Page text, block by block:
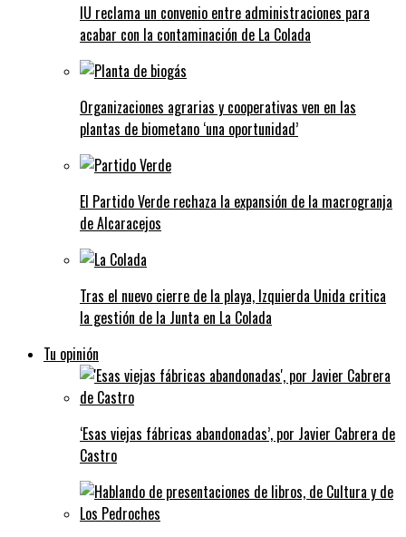
IU reclama un convenio entre administraciones para
acabar con la contaminación de La Colada
Organizaciones agrarias y cooperativas ven en las
plantas de biometano ‘una oportunidad’
El Partido Verde rechaza la expansión de la macrogranja
de Alcaracejos
Tras el nuevo cierre de la playa, Izquierda Unida critica
la gestión de la Junta en La Colada
Tu opinión
‘Esas viejas fábricas abandonadas’, por Javier Cabrera de
Castro